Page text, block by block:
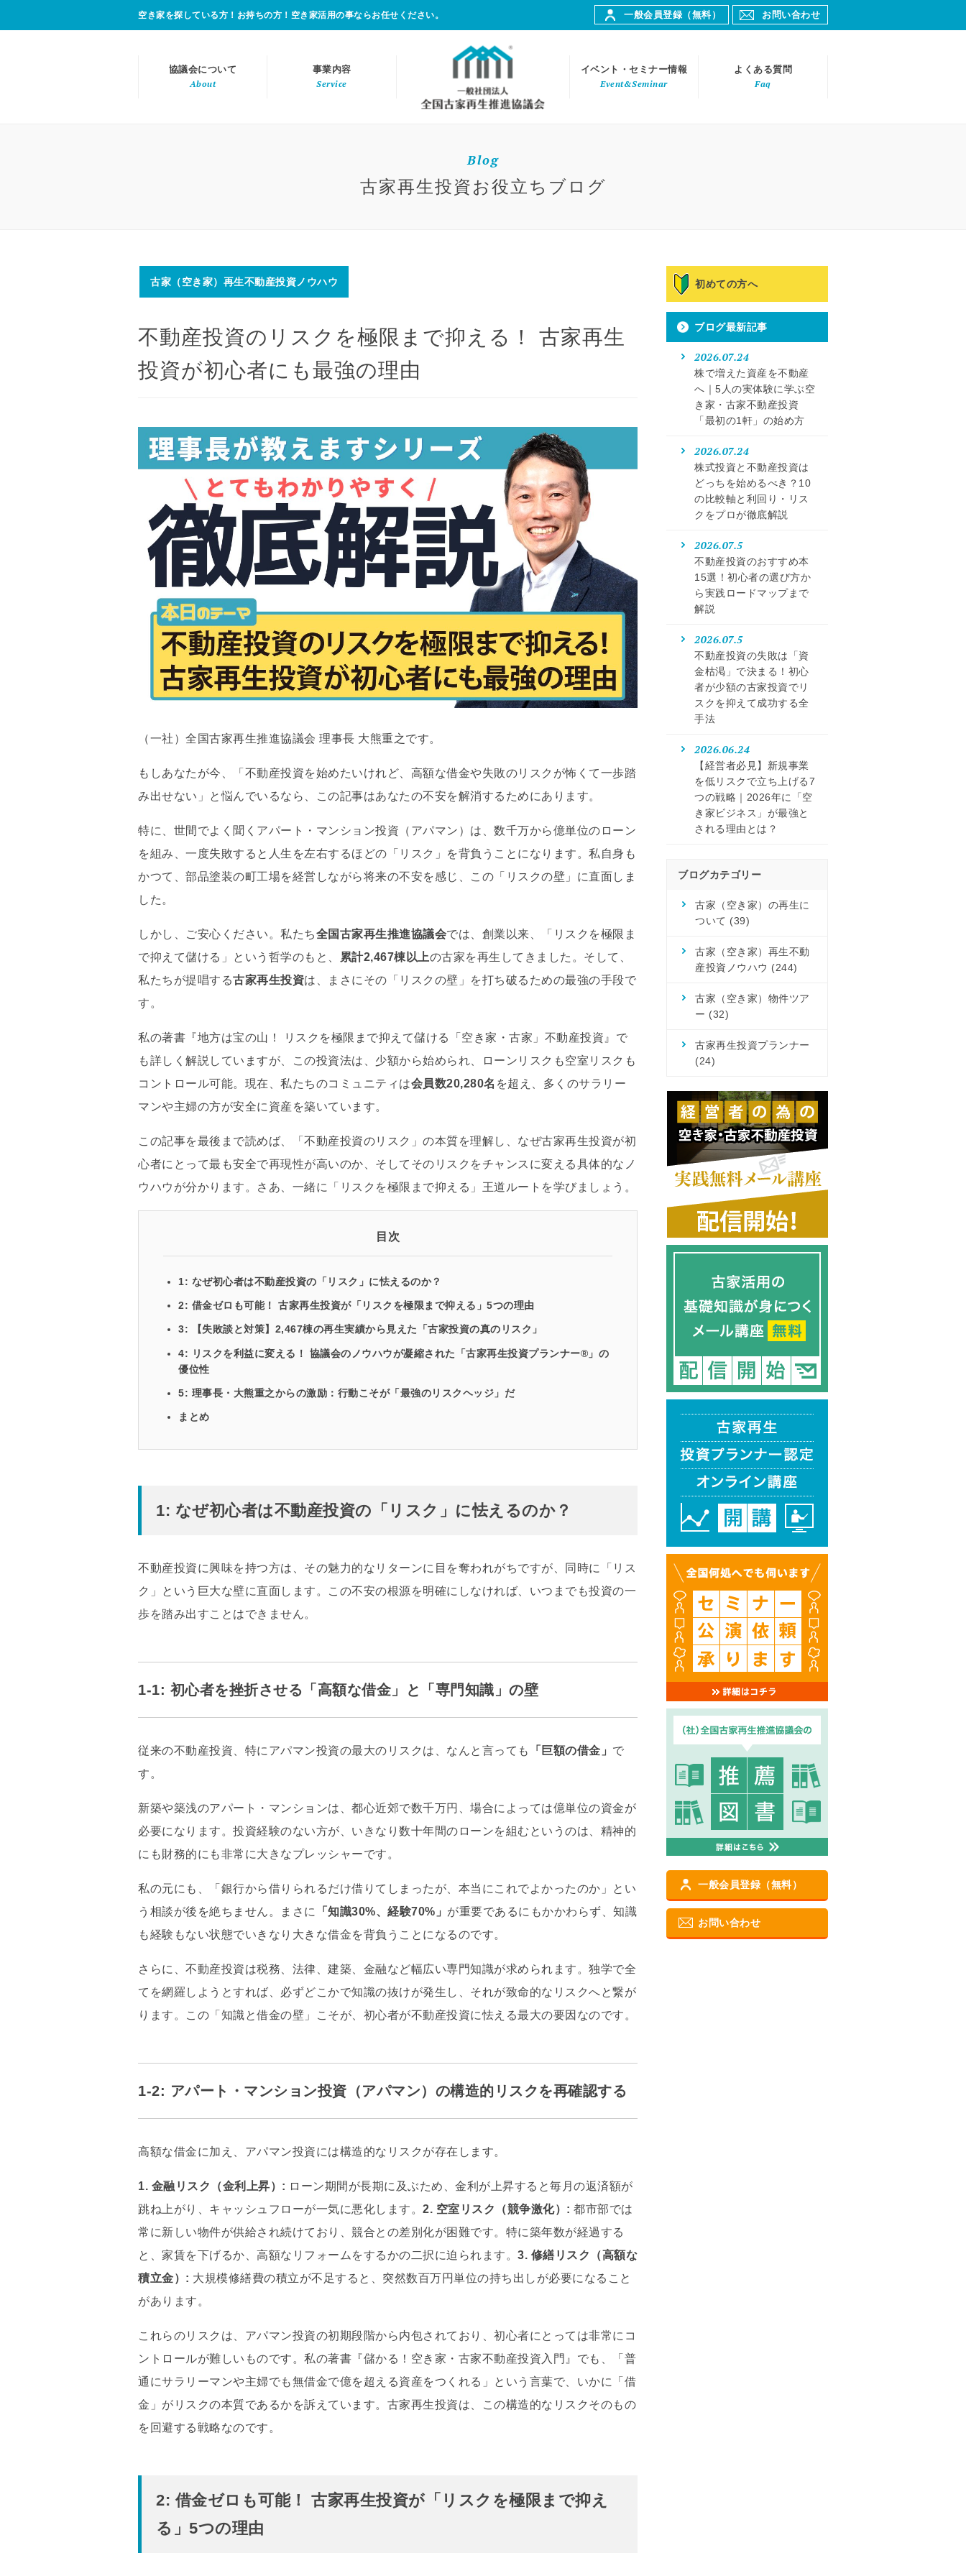
空き家を探している方！お持ちの方！空き家活用の事ならお任せください。 一般会員登録（無料） お問い合わせ
協議会について
About
事業内容
Service
イベント・セミナー情報
Event&Seminar
よくある質問
Faq
Blog
古家再生投資お役立ちブログ
古家（空き家）再生不動産投資ノウハウ
不動産投資のリスクを極限まで抑える！ 古家再生
投資が初心者にも最強の理由
（一社）全国古家再生推進協議会 理事長 大熊重之です。
もしあなたが今、 「不動産投資を始めたいけれど、 高額な借金や失敗のリスクが怖くて一歩踏
み出せない」と悩んでいるなら、
この記事はあなたの不安を解消するためにあります。
特に、 世間でよく聞くアパート・マンション投資（アパマン）は、 数千万から億単位のローン
を組み、 一度失敗すると人生を左右するほどの「リスク」を背負うことになります。 私自身も
かつて、 部品塗装の町工場を経営しながら将来の不安を感じ、
この「リスクの壁」に直面しま
した。
しかし、 ご安心ください。 私たち全国古家再生推進協議会では、 創業以来、
「リスクを極限ま
で抑えて儲ける」という哲学のもと、
累計2,467棟以上の古家を再生してきました。 そして、
私たちが提唱する古家再生投資は、
まさにその「リスクの壁」を打ち破るための最強の手段で
す。
私の著書『地方は宝の山！ リスクを極限まで抑えて儲ける「空き家・古家」不動産投資』で
も詳しく解説していますが、
この投資法は、 少額から始められ、
ローンリスクも空室リスクも
コントロール可能。 現在、 私たちのコミュニティは会員数20,280名 を超え、 多くのサラリー
マンや主婦の方が安全に資産を築いています。
この記事を最後まで読めば、 「不動産投資のリスク」の本質を理解し、 なぜ古家再生投資が初
心者にとって最も安全で再現性が高いのか、 そしてそのリスクをチャンスに変える具体的なノ
ウハウが分かります。
さあ、 一緒に「リスクを極限まで抑える」王道ルートを学びましょう。
目次
1: なぜ初心者は不動産投資の「リスク」に怯えるのか？
2: 借金ゼロも可能！ 古家再生投資が「リスクを極限まで抑える」5つの理由
3: 【失敗談と対策】2,467棟の再生実績から見えた「古家投資の真のリスク」
4: リスクを利益に変える！ 協議会のノウハウが凝縮された「古家再生投資プランナー®️」の
優位性
5: 理事長・大熊重之からの激励：行動こそが「最強のリスクヘッジ」だ
まとめ
1: なぜ初心者は不動産投資の「リスク」に怯えるのか？
不動産投資に興味を持つ方は、 その魅力的なリターンに目を奪われがちですが、
同時に「リス
ク」という巨大な壁に直面します。
この不安の根源を明確にしなければ、 いつまでも投資の一
歩を踏み出すことはできません。
1-1: 初心者を挫折させる「高額な借金」と「専門知識」の壁
従来の不動産投資、 特にアパマン投資の最大のリスクは、 なんと言っても 「巨額の借金」 で
す。
新築や築浅のアパート・マンションは、 都心近郊で数千万円、 場合によっては億単位の資金が
必要になります。 投資経験のない方が、 いきなり数十年間のローンを組むというのは、 精神的
にも財務的にも非常に大きなプレッシャーです。
私の元にも、 「銀行から借りられるだけ借りてしまったが、 本当にこれでよかったのか」とい
う相談が後を絶ちません。
まさに 「知識30%、 経験70%」 が重要であるにもかかわらず、 知識
も経験もない状態でいきなり大きな借金を背負うことになるのです。
さらに、 不動産投資は税務、 法律、 建築、 金融など幅広い専門知識が求められます。 独学で全
てを網羅しようとすれば、 必ずどこかで知識の抜けが発生し、 それが致命的なリスクへと繋が
ります。
この「知識と借金の壁」こそが、 初心者が不動産投資に怯える最大の要因なのです。
1-2: アパート・マンション投資（アパマン）の構造的リスクを再確認する
高額な借金に加え、 アパマン投資には構造的なリスクが存在します。
1. 金融リスク（金利上昇）: ローン期間が長期に及ぶため、 金利が上昇すると毎月の返済額が
跳ね上がり、 キャッシュフローが一気に悪化します。 2. 空室リスク（競争激化）: 都市部では
常に新しい物件が供給され続けており、 競合との差別化が困難です。 特に築年数が経過する
と、 家賃を下げるか、 高額なリフォームをするかの二択に迫られます。 3. 修繕リスク（高額な
積立金）: 大規模修繕費の積立が不足すると、 突然数百万円単位の持ち出しが必要になること
があります。
これらのリスクは、 アパマン投資の初期段階から内包されており、 初心者にとっては非常にコ
ントロールが難しいものです。 私の著書『儲かる！空き家・古家不動産投資入門』でも、
「普
通にサラリーマンや主婦でも無借金で億を超える資産をつくれる」という言葉で、 いかに「借
金」がリスクの本質であるかを訴えています。 古家再生投資は、
この構造的なリスクそのもの
を回避する戦略なのです。
2: 借金ゼロも可能！ 古家再生投資が「リスクを極限まで抑え
る」5つの理由
初めての方へ
ブログ最新記事
2026.07.24
株で増えた資産を不動産
へ｜5人の実体験に学ぶ空
き家・古家不動産投資
「最初の1軒」の始め方
2026.07.24
株式投資と不動産投資は
どっちを始めるべき？10
の比較軸と利回り・リス
クをプロが徹底解説
2026.07.5
不動産投資のおすすめ本
15選！初心者の選び方か
ら実践ロードマップまで
解説
2026.07.5
不動産投資の失敗は「資
金枯渇」で決まる！初心
者が少額の古家投資でリ
スクを抑えて成功する全
手法
2026.06.24
【経営者必見】新規事業
を低リスクで立ち上げる7
つの戦略｜2026年に「空
き家ビジネス」が最強と
される理由とは？
ブログカテゴリー
古家（空き家）の再生に
ついて (39)
古家（空き家）再生不動
産投資ノウハウ (244)
古家（空き家）物件ツア
ー (32)
古家再生投資プランナー
(24)
一般会員登録（無料）
お問い合わせ